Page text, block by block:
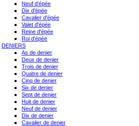
Neuf d'épée
Dix d'épée
Cavalier d'épée
Valet d'épée
Reine d'épée
Roi d'épée
DENIERS
As de denier
Deux de denier
Trois de denier
Quatre de denier
Cinq de denier
Six de denier
Sept de denier
Huit de denier
Neuf de denier
Dix de denier
Cavalier de denier